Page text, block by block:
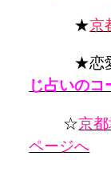
★京
★恋愛の
じ占いのコ
☆京
ページへ